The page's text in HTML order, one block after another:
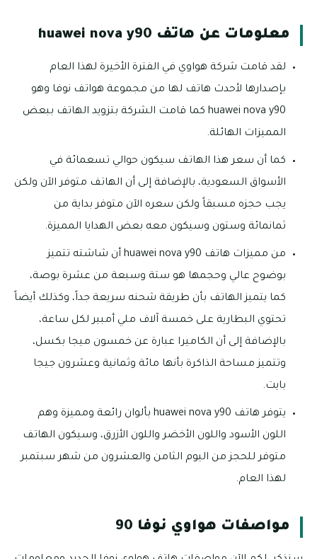
معلومات عن هاتف huawei nova y90
لقد قامت شركة هواوي في الفترة الأخيرة لهذا العام
بإصدارها لأحدث هاتف لها من مجموعة هواتف نوفا وهو
huawei nova y90 كما قامت الشركة بتزويد الهاتف ببعض
المميزات الهائلة.
كما أن سعر هذا الهاتف سيكون حوالي تسعمائة في
الأسواق السعودية، بالإضافة إلى أن الهاتف متوفر الآن ولكن
يجب حجزه مسبقاً ولكن سعره الآن متوفر بداية من
ثمانمائة وستون وسيكون معه بعض الهدايا المميزة.
من مميزات هاتف huawei nova y90 أن شاشته تتميز
بوضوح عالي وحجمها هو ستة وسبعة من عشرة بوصة،
كما يتميز الهاتف بأن طريقة شحنه سريعة جداً، وكذلك أيضاً
تحتوي البطارية على خمسة آلاف ملي أمبير لكل ساعة،
بالإضافة إلى أن الكاميرا عبارة عن خمسون ميجا بكسل،
وتتميز مساحة الذاكرة بأنها مائة وثمانية وعشرون جيجا
بايت.
يتوفر هاتف huawei nova y90 بألوان رائعة ومميزة وهم
اللون الأسود واللون الأخضر واللون الأزرق، وسيكون الهاتف
متوفر للحجز من اليوم الثامن والعشرون من شهر سبتمبر
لهذا العام.
مواصفات هواوي نوفا 90